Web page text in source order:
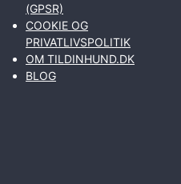
(GPSR)
COOKIE OG
PRIVATLIVSPOLITIK
OM TILDINHUND.DK
BLOG